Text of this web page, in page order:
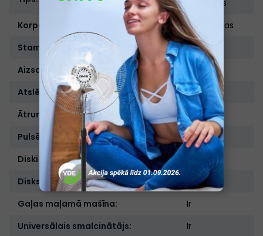
kombains
Korpusa materiāls:
Plastmasas
Stampa:
Nav
Aizsardzība no nejaušas ieslēgšanas:
Nav
Atslēgšanās pārkaršanas gadījumā:
Ir
Ātrumu skaits:
2
Pulsējošā darba režīms:
Ir
Diski griešanai un smalcināšanai:
Disks kartupeļiem frī:
Ir
Gaļas maļamā mašīna:
Ir
Universālais smalcinātājs:
Ir